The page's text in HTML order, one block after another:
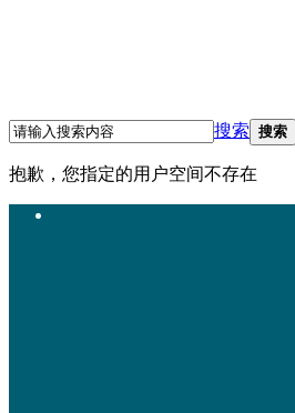
搜索 搜索
抱歉，您指定的用户空间不存在